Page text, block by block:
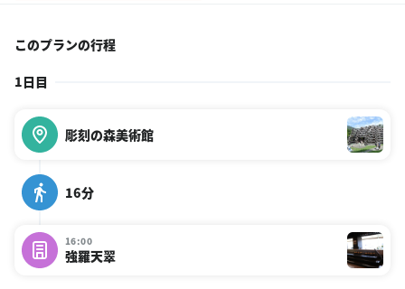
このプランの行程
1日目
彫刻の森美術館
16分
16:00
強羅天翠